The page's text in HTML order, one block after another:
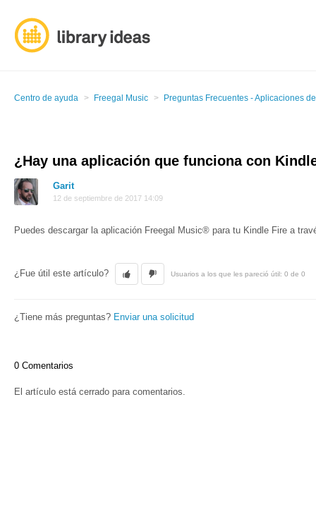
Centro de ayuda Freegal Music Preguntas Frecuentes - Aplicaciones
¿Hay una aplicación que funciona con
Garit
12 de septiembre de 2017 14:09
Puedes descargar la aplicación Freegal Music® para tu Kindle Fire a
¿Fue útil este artículo? Usuarios a los que les pareció útil: 0 de 0
¿Tiene más preguntas? Enviar una solicitud
0 Comentarios
El artículo está cerrado para comentarios.